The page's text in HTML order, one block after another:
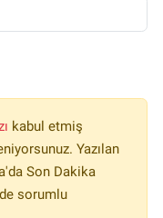
kabul etmiş
Yazılan
Son Dakika
sorumlu